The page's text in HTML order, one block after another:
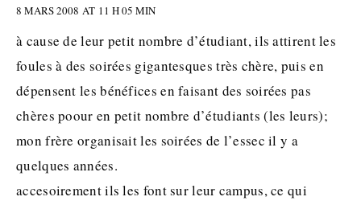
8 MARS 2008 AT 11 H 05 MIN
à cause de leur petit nombre d’étudiant, ils attirent les
foules à des soirées gigantesques très chère, puis en
dépensent les bénéfices en faisant des soirées pas
chères poour en petit nombre d’étudiants (les leurs);
mon frère organisait les soirées de l’essec il y a
quelques années.
accesoirement ils les font sur leur campus, ce qui